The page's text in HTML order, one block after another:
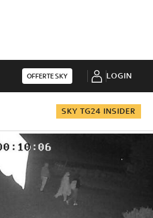
OFFERTE SKY LOGIN
SKY TG24 INSIDER